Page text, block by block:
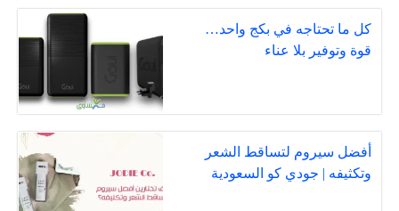
كل ما تحتاجه في بكج واحد…
قوة وتوفير بلا عناء
أفضل سيروم لتساقط الشعر
وتكثيفه | جودي كو السعودية